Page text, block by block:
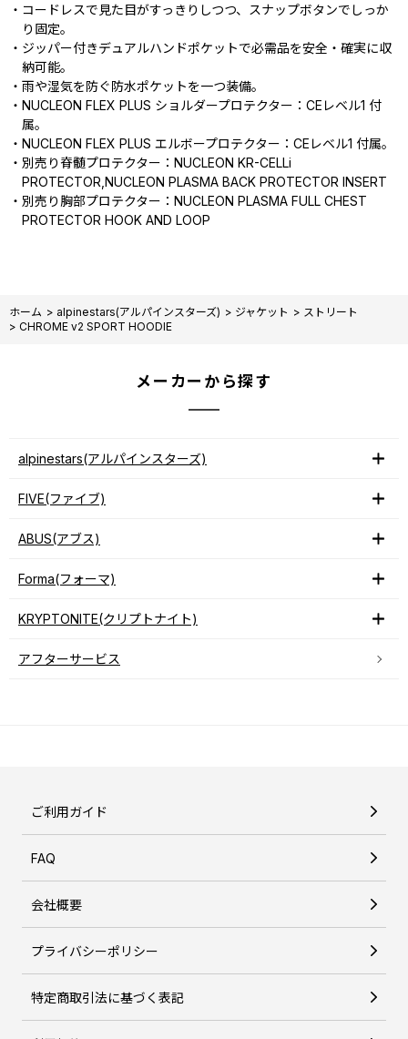
・コードレスで見た目がすっきりしつつ、スナップボタンでしっか
り固定。
・ジッパー付きデュアルハンドポケットで必需品を安全・確実に収
納可能。
・雨や湿気を防ぐ防水ポケットを一つ装備。
・NUCLEON FLEX PLUS ショルダープロテクター：CEレベル1 付
属。
・NUCLEON FLEX PLUS エルボープロテクター：CEレベル1 付属。
・別売り脊髄プロテクター：NUCLEON KR-CELLi
PROTECTOR,NUCLEON PLASMA BACK PROTECTOR INSERT
・別売り胸部プロテクター：NUCLEON PLASMA FULL CHEST
PROTECTOR HOOK AND LOOP
ホーム > alpinestars(アルパインスターズ) > ジャケット > ストリート
> CHROME v2 SPORT HOODIE
メーカーから探す
alpinestars(アルパインスターズ)
FIVE(ファイブ)
ABUS(アブス)
Forma(フォーマ)
KRYPTONITE(クリプトナイト)
アフターサービス
ご利用ガイド
FAQ
会社概要
プライバシーポリシー
特定商取引法に基づく表記